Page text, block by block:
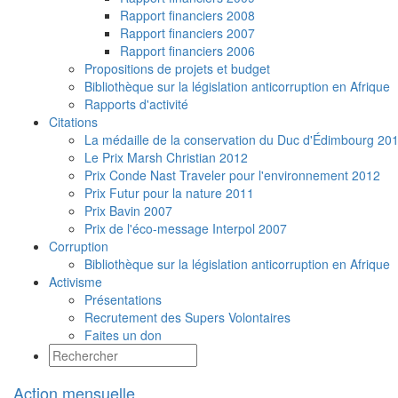
Rapport financiers 2008
Rapport financiers 2007
Rapport financiers 2006
Propositions de projets et budget
Bibliothèque sur la législation anticorruption en Afrique
Rapports d'activité
Citations
La médaille de la conservation du Duc d'Édimbourg
Le Prix Marsh Christian 2012
Prix Conde Nast Traveler pour l'environnement 2012
Prix Futur pour la nature 2011
Prix Bavin 2007
Prix de l'éco-message Interpol 2007
Corruption
Bibliothèque sur la législation anticorruption en Afrique
Activisme
Présentations
Recrutement des Supers Volontaires
Faites un don
Action mensuelle